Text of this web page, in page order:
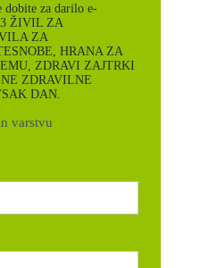
dobite za darilo e-
ŽIVIL ZA
ZA
HRANA ZA
ZDRAVI ZAJTRKI
ZDRAVILNE
DAN.
varstvu